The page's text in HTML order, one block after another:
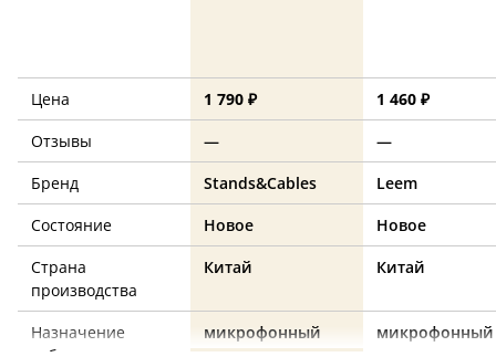
Цена 1 790 ₽
1 460 ₽
Отзывы
—
—
Бренд
Stands&Cables
Leem
Состояние
Новое
Новое
Страна
производства
Китай Китай
Назначение
микрофонный микрофонный